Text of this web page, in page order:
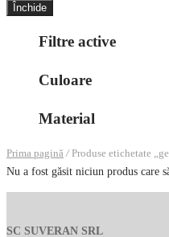
Închide
Filtre active
Culoare
Material
Prima pagină /Produse etichetate
Nu a fost găsit niciun produs care
SC SUVERAN SRL